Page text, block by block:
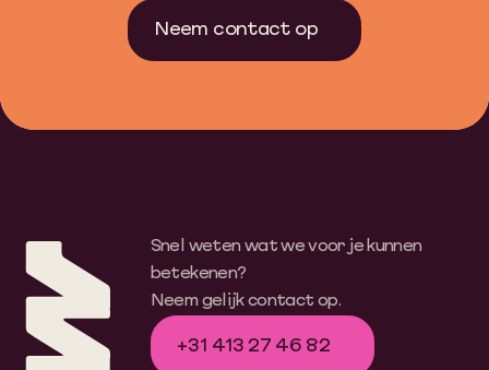
Neem contact op
Snel weten wat we voor je kunnen
betekenen?
Neem gelijk contact op.
+31 413 27 46 82